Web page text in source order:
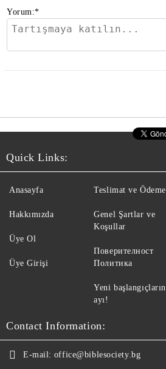
Yorum:*
Quick Links:
Anasayfa
Hakkımızda
Üye Ol
Üye Girişi
Teslimat ve Ödeme
Genel Şartlar ve
Koşullar
Поверителност
Политика
Yeni başlangıçların
ayı!
Contact Information:
E-mail: office@biblesociety.bg